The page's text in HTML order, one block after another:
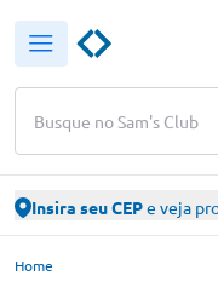
Busque no Sam's Club
Insira seu CEPe veja
Home